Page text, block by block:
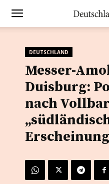
DEUTSCHLAND
Messer-
Duisburg:
nach